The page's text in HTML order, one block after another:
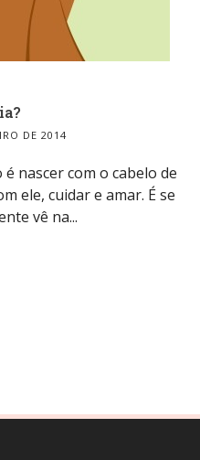
DE 2014
nascer com o cabelo de
ele, cuidar e amar. É se
vê na...